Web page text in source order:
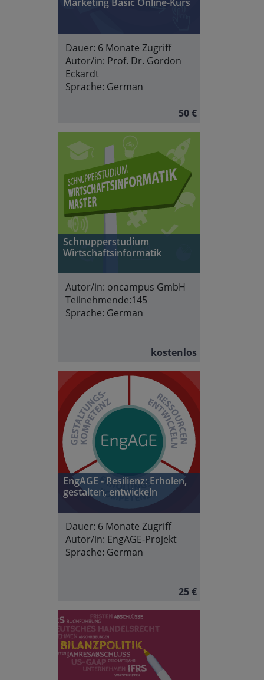
Dauer: 6 Monate Zugriff
Autor/in: Prof. Dr. Gordon
Eckardt
Sprache: German
50 €
Schnupperstudium
Wirtschaftsinformatik
Autor/in: oncampus GmbH
Teilnehmende:145
Sprache: German
kostenlos
EngAGE - Resilienz: Erholen,
gestalten, entwickeln
Dauer: 6 Monate Zugriff
Autor/in: EngAGE-Projekt
Sprache: German
25 €